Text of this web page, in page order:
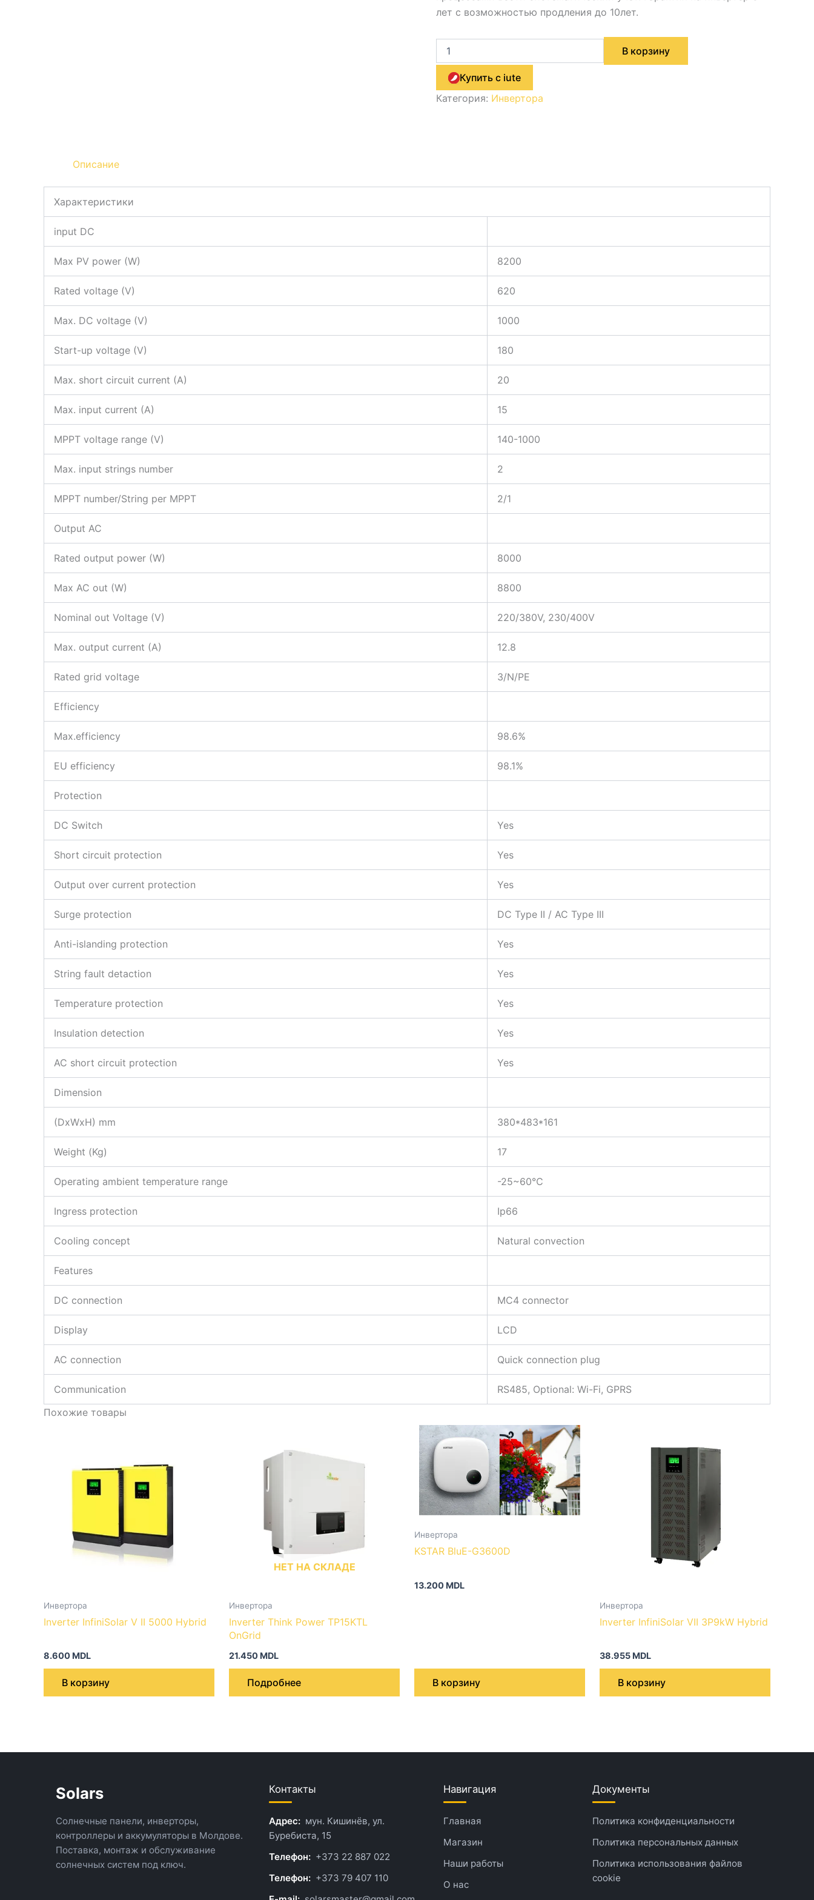
лет с возможностью продления до 10лет.
В корзину
Купить с iute
Категория: Инвертора
Описание
Характеристики
input DC
Max PV power (W) 8200
Rated voltage (V) 620
Max. DC voltage (V) 1000
Start-up voltage (V) 180
Max. short circuit current (A) 20
Max. input current (A) 15
MPPT voltage range (V) 140-1000
Max. input strings number 2
MPPT number/String per MPPT 2/1
Output AC
Rated output power (W) 8000
Max AC out (W) 8800
Nominal out Voltage (V) 220/380V, 230/400V
Max. output current (A) 12.8
Rated grid voltage 3/N/PE
Efficiency
Max.efficiency 98.6%
EU efficiency 98.1%
Protection
DC Switch Yes
Short circuit protection Yes
Output over current protection Yes
Surge protection DC Type II / AC Type III
Anti-islanding protection Yes
String fault detaction Yes
Temperature protection Yes
Insulation detection Yes
AC short circuit protection Yes
Dimension
(DxWxH) mm 380*483*161
Weight (Kg) 17
Operating ambient temperature range -25~60℃
Ingress protection Ip66
Cooling concept Natural convection
Features
DC connection MC4 connector
Display LCD
AC connection Quick connection plug
Communication
RS485, Optional: Wi-Fi, GPRS
Похожие товары
Инвертора
Inverter InfiniSolar V II 5000 Hybrid
8.600 MDL
В корзину
НЕТ НА СКЛАДЕ
Инвертора
Inverter Think Power TP15KTL
OnGrid
21.450 MDL
Подробнее
Инвертора
KSTAR BluE-G3600D
13.200 MDL
В корзину
Инвертора
Inverter InfiniSolar VII 3P9kW Hybrid
38.955 MDL
В корзину
Solars
Солнечные панели, инверторы,
контроллеры и аккумуляторы в Молдове.
Поставка, монтаж и обслуживание
солнечных систем под ключ.
Контакты
Адрес: мун. Кишинёв, ул.
Буребиста, 15
Телефон: +373 22 887 022
Телефон: +373 79 407 110
Навигация
Главная
Магазин
Наши работы
О нас
Документы
Политика конфиденциальности
Политика персональных данных
Политика использования файлов
cookie